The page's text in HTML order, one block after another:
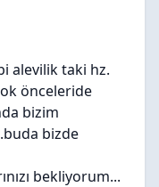
alevilik taki hz.
önceleride
bizim
bizde
bekliyorum...